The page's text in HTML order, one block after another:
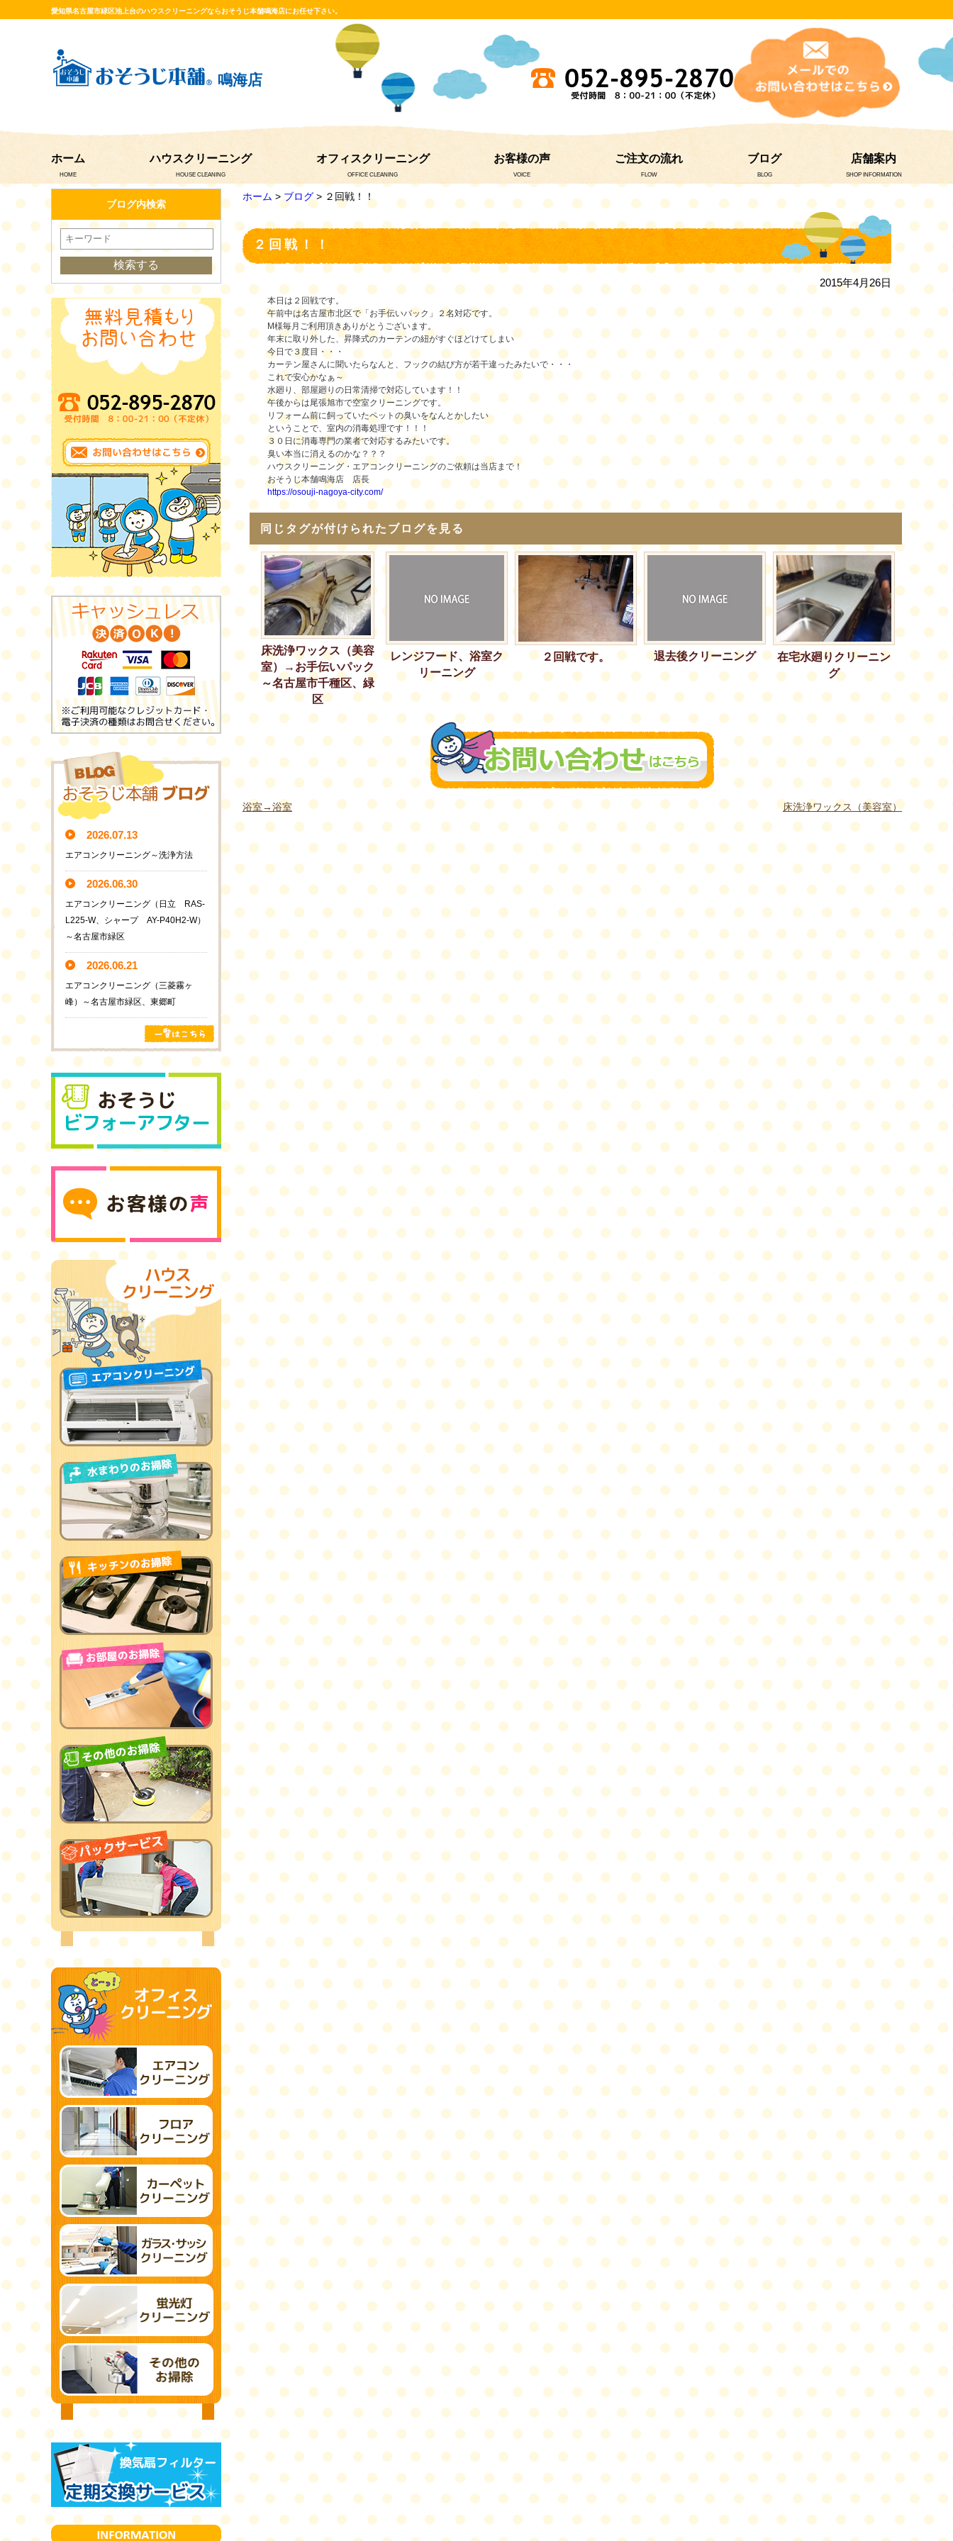
愛知県名古屋市緑区池上台のハウスクリーニングならおそうじ本舗鳴海店にお任せ下さい。
鳴海店
ホーム
HOME
ハウスクリーニング
HOUSE CLEANING
オフィスクリーニング
OFFICE CLEANING
お客様の声
VOICE
ご注文の流れ
FLOW
ブログ
BLOG
店舗案内
SHOP INFORMATION
ホーム >ブログ> ２回戦！！
２回戦！！
2015年4月26日
本日は２回戦です。
午前中は名古屋市北区で「お手伝いパック」２名対応です。
M様毎月ご利用頂きありがとうございます。
年末に取り外した、昇降式のカーテンの紐がすぐほどけてしまい
今日で３度目・・・
カーテン屋さんに聞いたらなんと、フックの結び方が若干違ったみたいで・・・
これで安心かなぁ～
水廻り、部屋廻りの日常清掃で対応しています！！
午後からは尾張旭市で空室クリーニングです。
リフォーム前に飼っていたペットの臭いをなんとかしたい
ということで、室内の消毒処理です！！！
３０日に消毒専門の業者で対応するみたいです。
臭い本当に消えるのかな？？？
ハウスクリーニング・エアコンクリーニングのご依頼は当店まで！
おそうじ本舗鳴海店 店長
https://osouji-nagoya-city.com/
同じタグが付けられたブログを見る
床洗浄ワックス（美容
室）→お手伝いパック
～名古屋市千種区、緑
区
レンジフード、浴室ク
リーニング
２回戦です。 退去後クリーニング
在宅水廻りクリーニン
グ
浴室→浴室 床洗浄ワックス（美容室）
ブログ内検索
2026.07.13
エアコンクリーニング～洗浄方法
2026.06.30
エアコンクリーニング（日立 RAS-
L225-W、シャープ AY-P40H2-W）
～名古屋市緑区
2026.06.21
エアコンクリーニング（三菱霧ヶ
峰）～名古屋市緑区、東郷町